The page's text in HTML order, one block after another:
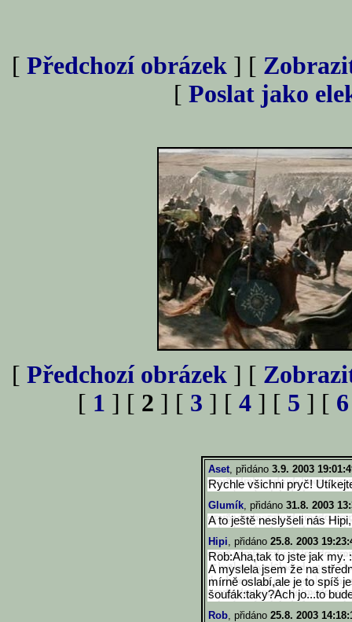
[ Předchozí obrázek ] [
[ Poslat jako
[ Předchozí obrázek ] [
[ 1 ] [ 2 ] [ 3 ] [ 4 ] [ 5 ] [ 6
Aset, přidáno 3.9. 2003
Rychle všichni pryč!
Glumík, přidáno 31.8. 2003
A to ještě neslyšeli nás
Hipi, přidáno 25.8. 2003
Rob:Aha,tak to jste jak my.
A myslela jsem že na
mírně oslabí,ale je to spíš
šoufák:taky?Ach jo...to
Rob, přidáno 25.8. 2003